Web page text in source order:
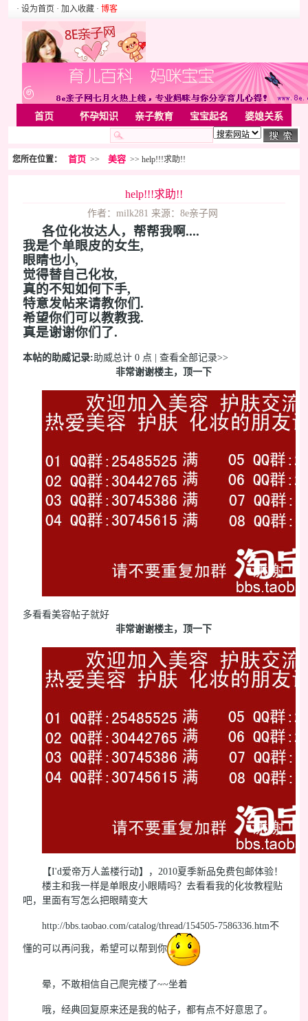
· 设为首页 · 加入收藏 · 博客
首页 怀孕知识 亲子教育 宝宝起名 婆媳关系
胎教音乐 家居 亲子游戏
美容化装 Rss
您所在位置： 首页 >> 美容 >> help!!!求助!!
help!!!求助!!
作者：milk281 来源：8e亲子网
各位化妆达人，帮帮我啊....
我是个单眼皮的女生,
眼睛也小,
觉得替自己化妆,
真的不知如何下手,
特意发帖来请教你们.
希望你们可以教教我.
真是谢谢你们了.
本帖的助威记录:助威总计 0 点 | 查看全部记录>>
非常谢谢楼主，顶一下
多看看美容帖子就好
非常谢谢楼主，顶一下
【I'd爱帝万人盖楼行动】，2010夏季新品免费包邮体验！
楼主和我一样是单眼皮小眼睛吗？去看看我的化妆教程贴
吧，里面有写怎么把眼睛变大
http://bbs.taobao.com/catalog/thread/154505-7586336.htm不
懂的可以再问我，希望可以帮到你
晕，不敢相信自己爬完楼了~~坐着
哦，经典回复原来还是我的帖子，都有点不好意思了。